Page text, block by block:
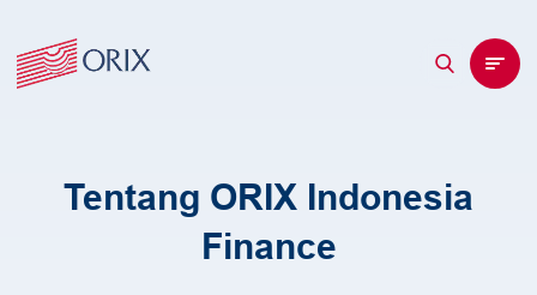
ID
Tentang Kami
Tentang ORIX Indonesia
Finance